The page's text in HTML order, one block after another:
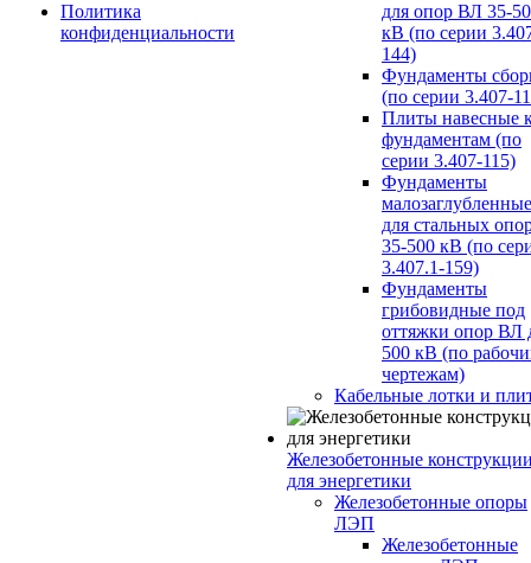
Политика
конфиденциальности
для опор ВЛ 35-
кВ (по серии
144)
Фундаменты
(по серии 3.407-
Плиты навесные
фундаментам (по
серии 3.407-115)
Фундаменты
малозаглубленные
для стальных
35-500 кВ (по
3.407.1-159)
Фундаменты
грибовидные под
оттяжки опор ВЛ
500 кВ (по
чертежам)
Кабельные лотки и
Железобетонные
для энергетики
Железобетонные опоры
ЛЭП
Железобетонные